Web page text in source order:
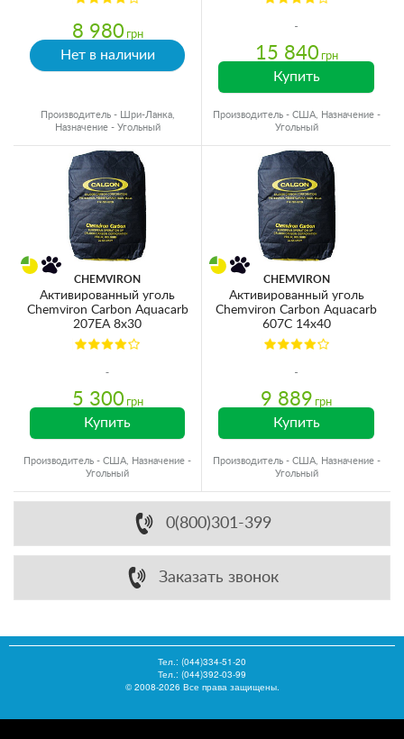
8 980 грн
Нет в наличии
Производитель - Шри-Ланка,
Назначение - Угольный
15 840 грн
Купить
Производитель - США, Назначение -
Угольный
CHEMVIRON
Активированный уголь
Chemviron Carbon Aquacarb
207EA 8x30
5 300 грн
Купить
Производитель - США, Назначение -
Угольный
CHEMVIRON
Активированный уголь
Chemviron Carbon Aquacarb
607C 14x40
9 889 грн
Купить
Производитель - США, Назначение -
Угольный
0(800)301-399
Заказать звонок
Тел.: (044)334-51-20
Тел.: (044)392-03-99
© 2008-2026 Все права защищены.